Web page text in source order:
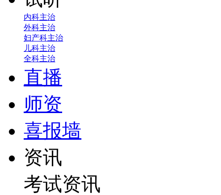
内科主治
外科主治
妇产科主治
儿科主治
全科主治
直播
师资
喜报墙
资讯
考试资讯